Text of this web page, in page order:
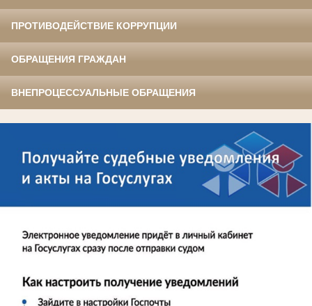
ПРОТИВОДЕЙСТВИЕ КОРРУПЦИИ
ОБРАЩЕНИЯ ГРАЖДАН
ВНЕПРОЦЕССУАЛЬНЫЕ ОБРАЩЕНИЯ